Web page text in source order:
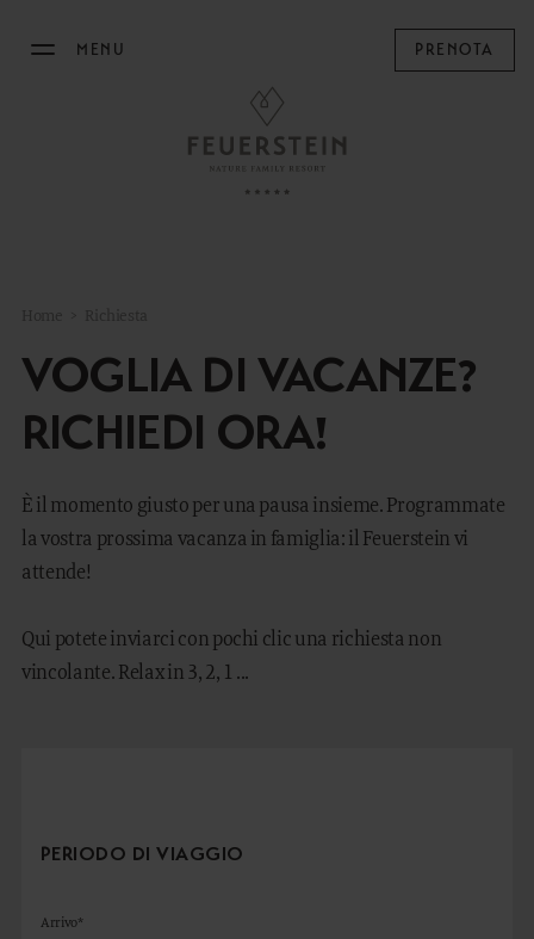
MENU PRENOTA
ARTE CULINARIA
MANEGGIO
OUTDOOR
DE EN
Home
VOGLIA DI VACANZE?
RICHIEDI ORA!
È il momento giusto per una pausa insieme. Programmate
la vostra prossima vacanza in famiglia: il Feuerstein vi
attende!
Qui potete inviarci con pochi clic una richiesta non
vincolante. Relax in 3, 2, 1 ...
PERIODO DI VIAGGIO
Arrivo*